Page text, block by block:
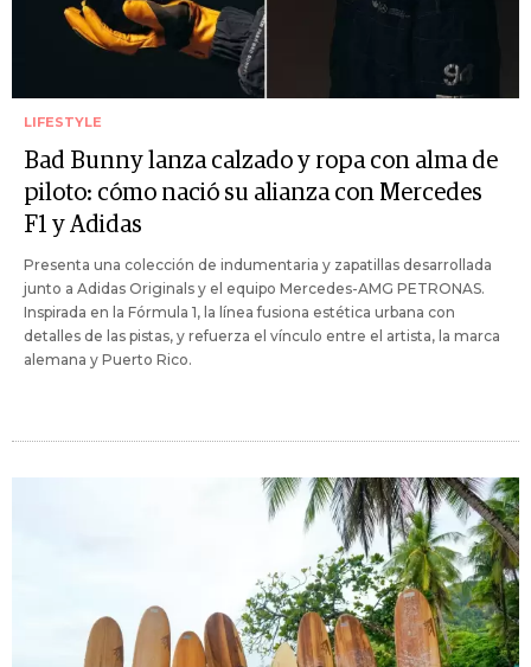
LIFESTYLE
Bad Bunny lanza calzado y ropa con alma de
piloto: cómo nació su alianza con Mercedes
F1 y Adidas
Presenta una colección de indumentaria y zapatillas desarrollada
junto a Adidas Originals y el equipo Mercedes-AMG PETRONAS.
Inspirada en la Fórmula 1, la línea fusiona estética urbana con
detalles de las pistas, y refuerza el vínculo entre el artista, la marca
alemana y Puerto Rico.